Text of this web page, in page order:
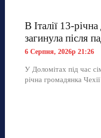
В Італії 13-
загинула після
6 Серпня, 2026р 21:26
У Доломітах під час
річна громадянка Чехії